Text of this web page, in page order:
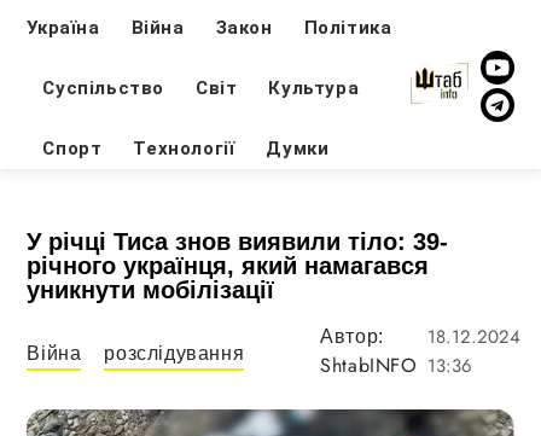
Україна Війна Закон Політика
Суспільство Світ Культура
Спорт Технології Думки
У річці Тиса знов виявили тіло: 39-
річного українця, який намагався
уникнути мобілізації
Війна розслідування
Автор:
ShtabINFO
18.12.2024
13:36